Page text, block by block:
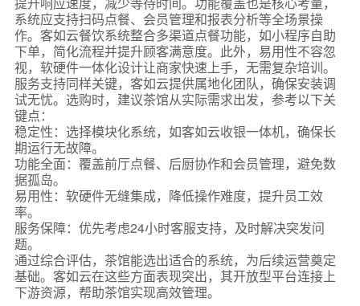
系统应支持扫码点餐、会员管理和报表分析等全场景操
作。客如云餐饮系统整合多渠道点餐功能，如小程序自助
下单，简化流程并提升顾客满意度。此外，易用性不容忽
视，软硬件一体化设计让商家快速上手，无需复杂培训。
服务支持同样关键，客如云提供属地化团队，确保安装调
试无忧。选购时，建议茶馆从实际需求出发，参考以下关
键点：
稳定性：选择模块化系统，如客如云收银一体机，确保长
期运行无故障。
功能全面：覆盖前厅点餐、后厨协作和会员管理，避免数
据孤岛。
易用性：软硬件无缝集成，降低操作难度，提升员工效
率。
服务保障：优先考虑24小时客服支持，及时解决突发问
题。
通过综合评估，茶馆能选出适合的系统，为后续运营奠定
基础。客如云在这些方面表现突出，其开放型平台连接上
下游资源，帮助茶馆实现高效管理。